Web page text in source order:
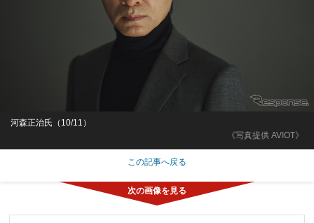
《写真提供 AVIOT》
河森正治氏（10/11）
この記事へ戻る